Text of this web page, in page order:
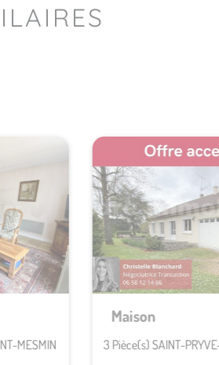
3 Pièce(s) SAINT-PRYVE-SAINT-